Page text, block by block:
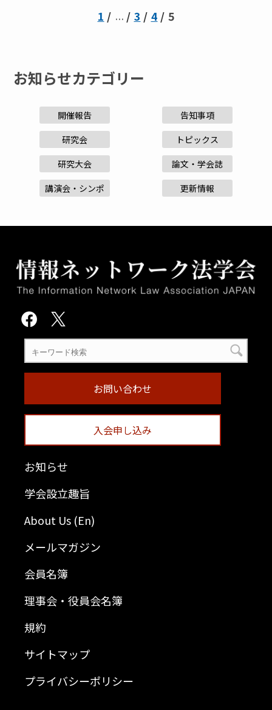
1 … 3 4 5
お知らせカテゴリー
開催報告
告知事項
研究会
トピックス
研究大会
論文・学会誌
講演会・シンポ
更新情報
お問い合わせ
入会申し込み
お知らせ
学会設立趣旨
About Us (En)
メールマガジン
会員名簿
理事会・役員会名簿
規約
サイトマップ
プライバシーポリシー